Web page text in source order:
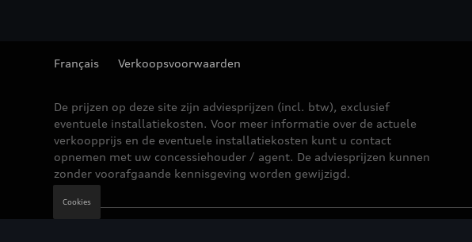
Français Verkoopsvoorwaarden
De prijzen op deze site zijn adviesprijzen (incl. btw), exclusief
eventuele installatiekosten. Voor meer informatie over de actuele
verkoopprijs en de eventuele installatiekosten kunt u contact
opnemen met uw concessiehouder / agent. De adviesprijzen kunnen
zonder voorafgaande kennisgeving worden gewijzigd.
Cookies